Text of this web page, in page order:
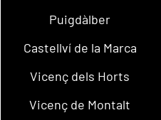
Puigdàlber
Castellví de la Marca
Vicenç dels Horts
Vicenç de Montalt